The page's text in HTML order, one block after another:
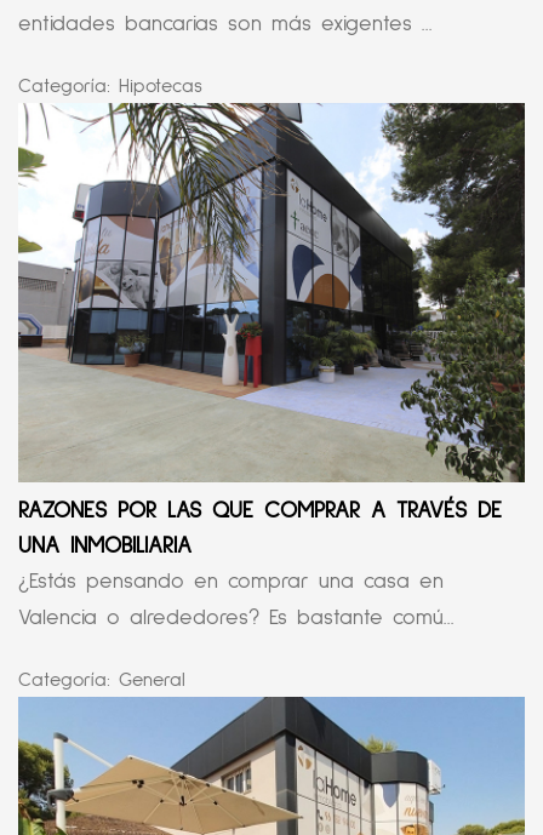
entidades bancarias son más exigentes ...
Categoría: Hipotecas
RAZONES POR LAS QUE COMPRAR A TRAVÉS DE
UNA INMOBILIARIA
¿Estás pensando en comprar una casa en
Valencia o alrededores? Es bastante comú...
Categoría: General